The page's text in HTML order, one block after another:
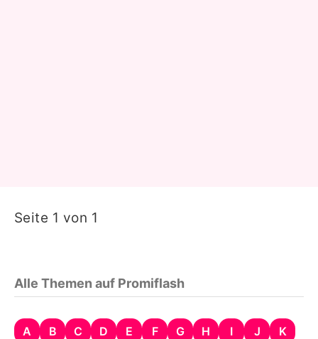
Seite 1 von 1
Alle Themen auf Promiflash
A B C D E F G H I J
K